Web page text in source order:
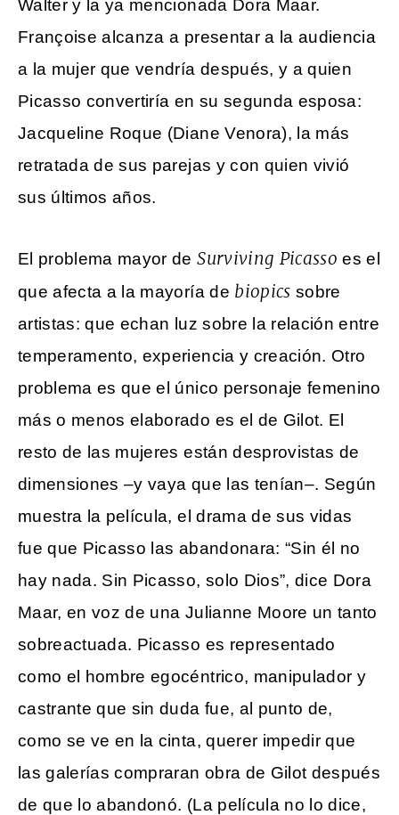
Walter y la ya mencionada Dora Maar.
Françoise alcanza a presentar a la audiencia
a la mujer que vendría después, y a quien
Picasso convertiría en su segunda esposa:
Jacqueline Roque (Diane Venora), la más
retratada de sus parejas y con quien vivió
sus últimos años.
El problema mayor deSurviving Picasso es el
que afecta a la mayoría de biopics sobre
artistas: que echan luz sobre la relación entre
temperamento, experiencia y creación. Otro
problema es que el único personaje femenino
más o menos elaborado es el de Gilot. El
resto de las mujeres están desprovistas de
dimensiones –y vaya que las tenían–. Según
muestra la película, el drama de sus vidas
fue que Picasso las abandonara: “Sin él no
hay nada. Sin Picasso, solo Dios”, dice Dora
Maar, en voz de una Julianne Moore un tanto
sobreactuada. Picasso es representado
como el hombre egocéntrico, manipulador y
castrante que sin duda fue, al punto de,
como se ve en la cinta, querer impedir que
las galerías compraran obra de Gilot después
de que lo abandonó. (La película no lo dice,